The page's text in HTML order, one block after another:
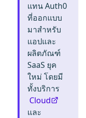
แทน Auth0
ที่ออกแบบ
มาสำหรับ
แอปและ
ผลิตภัณฑ์
SaaS ยุค
ใหม่ โดยมี
ทั้งบริการ
Cloud
และ